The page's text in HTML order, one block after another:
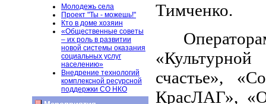
Молодежь села
Проект "Ты - можешь!"
Кто в доме хозяин
«Общественные советы
– их роль в развитии
новой системы оказания
социальных услуг
населению»
Внедрение технологий
комплексной ресурсной
поддержки СО НКО
Тимченко.
счастье»,
КрасЛАГ»,